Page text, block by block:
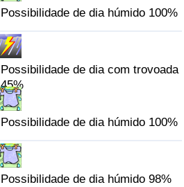
Possibilidade de dia húmido 100%
Possibilidade de dia com trovoada
45%
Possibilidade de dia húmido 100%
Possibilidade de dia húmido 98%